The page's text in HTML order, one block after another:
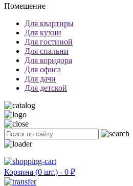
Помещение
Для квартиры
Для кухни
Для гостиной
Для спальни
Для коридора
Для офиса
Для дачи
Для детской
Корзина (0 шт.) - 0 ₽